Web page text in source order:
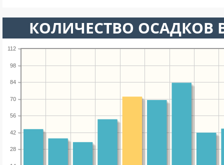
КОЛИЧЕСТВО ОСАДКОВ
28
42
56
70
84
98
112